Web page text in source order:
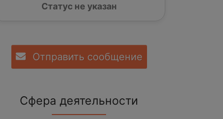
Статус не указан
Отправить сообщение
Сфера деятельности